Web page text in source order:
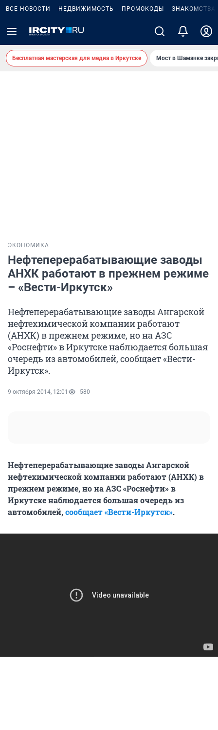
ВСЕ НОВОСТИ НЕДВИЖИМОСТЬ ПРОМОКОДЫ ЗНАКОМСТВА
Бесплатная мастерская для медиа в Иркутске Мост в Шаманке
ЭКОНОМИКА
Нефтеперерабатывающие заводы
АНХК работают в прежнем режиме
– «Вести-Иркутск»
Нефтеперерабатывающие заводы Ангарской
нефтехимической компании работают
(АНХК) в прежнем режиме, но на АЗС
«Роснефти» в Иркутске наблюдается большая
очередь из автомобилей, сообщает «Вести-
Иркутск».
9 октября 2014, 12:01 580
Нефтеперерабатывающие заводы Ангарской
нефтехимической компании работают (АНХК) в
прежнем режиме, но на АЗС «Роснефти» в
Иркутске наблюдается большая очередь из
автомобилей,сообщает «Вести-Иркутск».